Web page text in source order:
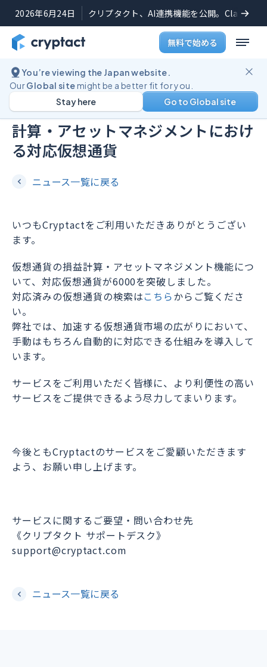
2026年6月24日 クリプタクト、AI連携機能を公開。Claude
無料で始める
You’re viewing the Japan website.
OurGlobal sitemight be a better fit for you.
Go to Global site
Stay here
ニュース
【6000種類突破】仮想通貨の損益
計算・アセットマネジメントにおけ
る対応仮想通貨
ニュース一覧に戻る
いつもCryptactをご利用いただきありがとうござい
ます。
仮想通貨の損益計算・アセットマネジメント機能につ
いて、対応仮想通貨が6000を突破しました。
対応済みの仮想通貨の検索はこちらからご覧くださ
い。
弊社では、加速する仮想通貨市場の広がりにおいて、
手動はもちろん自動的に対応できる仕組みを導入して
います。
サービスをご利用いただく皆様に、より利便性の高い
サービスをご提供できるよう尽力してまいります。
今後ともCryptactのサービスをご愛顧いただきます
よう、お願い申し上げます。
サービスに関するご要望・問い合わせ先
《クリプタクト サポートデスク》
support@cryptact.com
ニュース一覧に戻る